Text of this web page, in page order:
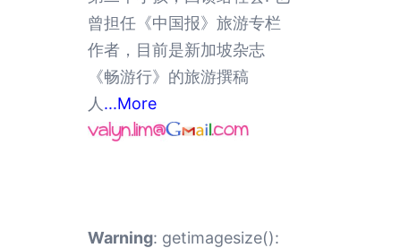
曾担任《中国报》旅游专栏
作者，目前是新加坡杂志
《畅游行》的旅游撰稿
人 ...More
Warning: getimagesize():